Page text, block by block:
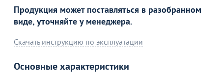
Продукция может поставляться в разобранном
виде, уточняйте у менеджера.
Скачать инструкцию по эксплуатации
Основные характеристики